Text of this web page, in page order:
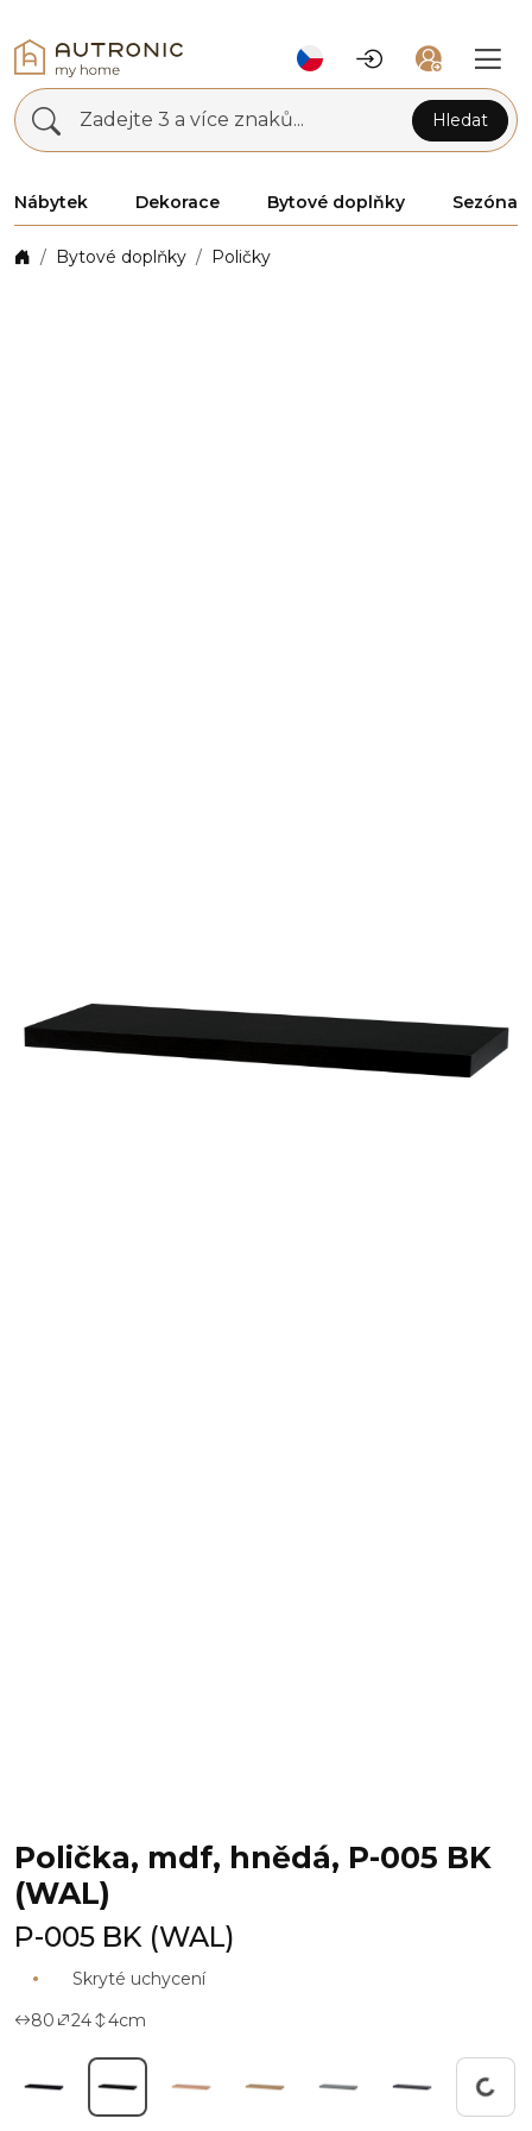
Zadejte 3 a více znaků... Hledat
Nábytek Dekorace Bytové doplňky Sezóna
Bytové doplňky Poličky
Polička, mdf, hnědá, P-005 BK
(WAL)
P-005 BK (WAL)
Skryté uchycení
80
24 4cm
Pracuji...